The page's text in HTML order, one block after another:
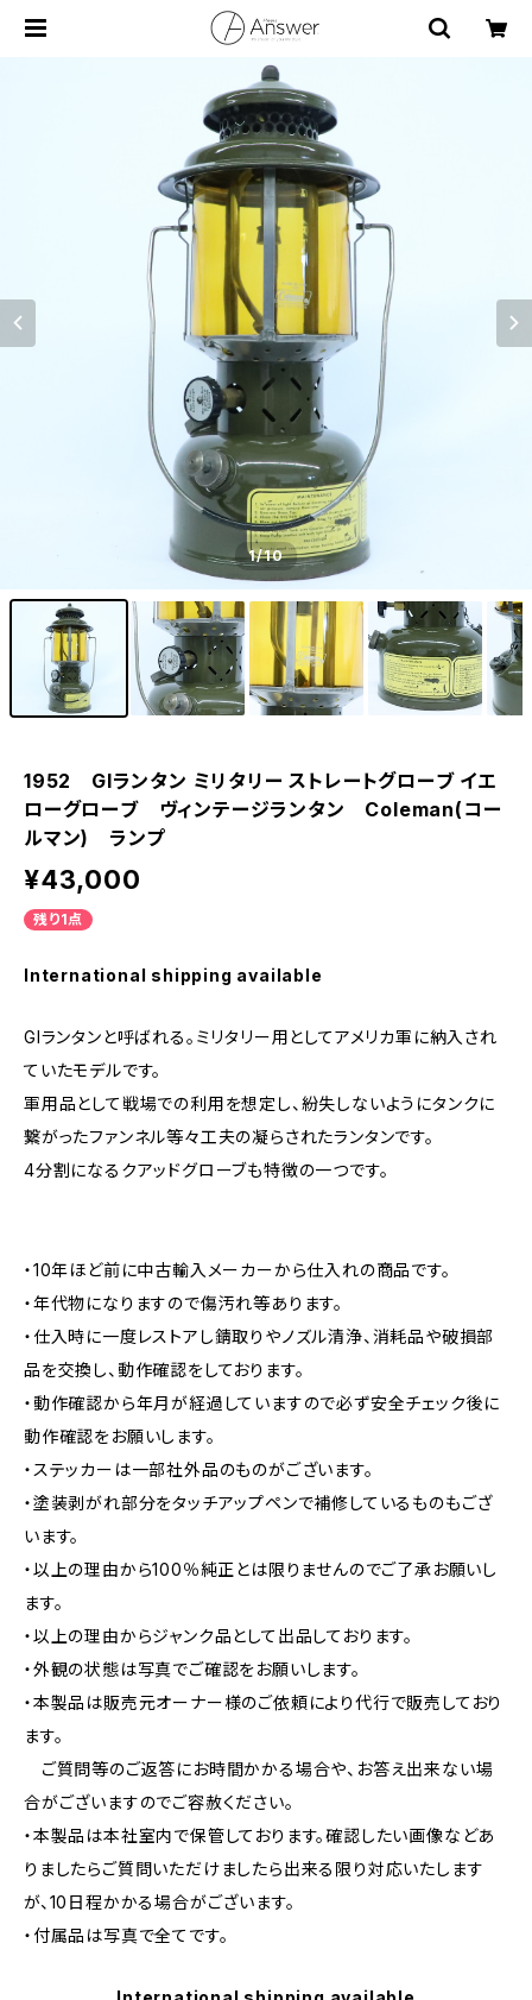
1/10
1952 GIランタン ミリタリー ストレートグローブ イエ
ローグローブ ヴィンテージランタン Coleman(コー
ルマン) ランプ
¥43,000
残り1点
International shipping available
GIランタンと呼ばれる。ミリタリー用としてアメリカ軍に納入され
ていたモデルです。
軍用品として戦場での利用を想定し、紛失しないようにタンクに
繋がったファンネル等々工夫の凝らされたランタンです。
4分割になるクアッドグローブも特徴の一つです。
・10年ほど前に中古輸入メーカーから仕入れの商品です。
・年代物になりますので傷汚れ等あります。
・仕入時に一度レストアし錆取りやノズル清浄、消耗品や破損部
品を交換し、動作確認をしております。
・動作確認から年月が経過していますので必ず安全チェック後に
動作確認をお願いします。
・ステッカーは一部社外品のものがございます。
・塗装剥がれ部分をタッチアップペンで補修しているものもござ
います。
・以上の理由から100％純正とは限りませんのでご了承お願いし
ます。
・以上の理由からジャンク品として出品しております。
・外観の状態は写真でご確認をお願いします。
・本製品は販売元オーナー様のご依頼により代行で販売しており
ます。
ご質問等のご返答にお時間かかる場合や、お答え出来ない場
合がございますのでご容赦ください。
・本製品は本社室内で保管しております。確認したい画像などあ
りましたらご質問いただけましたら出来る限り対応いたします
が、10日程かかる場合がございます。
・付属品は写真で全てです。